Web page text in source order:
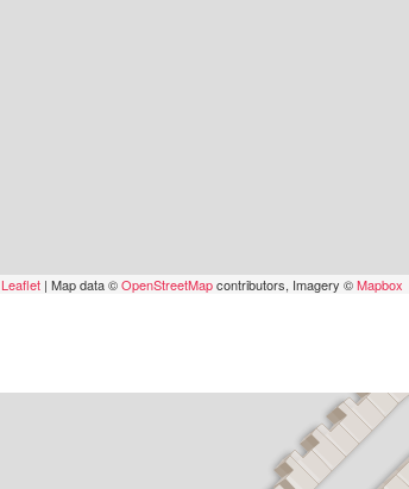
Leaflet | Map data ©OpenStreetMapcontributors, Imagery ©Mapbox